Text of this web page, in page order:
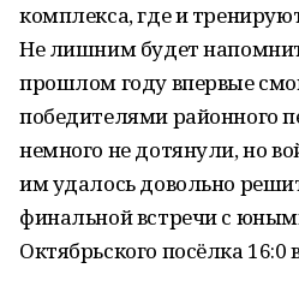
комплекса, где и
Не лишним будет
прошлом году впервые
победителями районного
немного не дотянули, но
им удалось довольно
финальной встречи с
Октябрьского посёлка 16:0